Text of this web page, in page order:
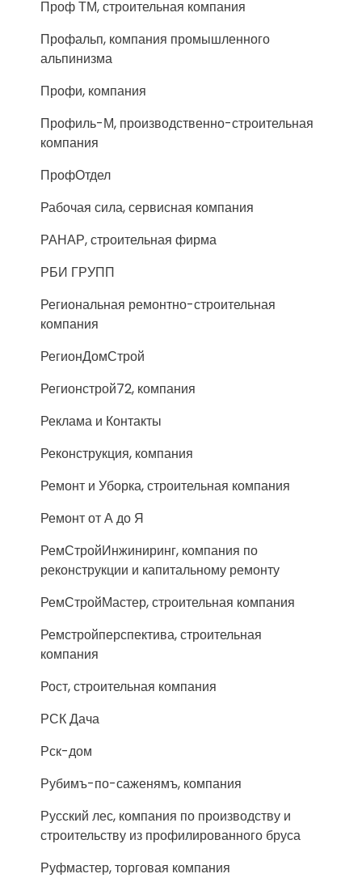
Проф ТМ, строительная компания
Профальп, компания промышленного
альпинизма
Профи, компания
Профиль-М, производственно-строительная
компания
ПрофОтдел
Рабочая сила, сервисная компания
РАНАР, строительная фирма
РБИ ГРУПП
Региональная ремонтно-строительная
компания
РегионДомСтрой
Регионстрой72, компания
Реклама и Контакты
Реконструкция, компания
Ремонт и Уборка, строительная компания
Ремонт от А до Я
РемСтройИнжиниринг, компания по
реконструкции и капитальному ремонту
РемСтройМастер, строительная компания
Ремстройперспектива, строительная
компания
Рост, строительная компания
РСК Дача
Рск-дом
Рубимъ-по-саженямъ, компания
Русский лес, компания по производству и
строительству из профилированного бруса
Руфмастер, торговая компания